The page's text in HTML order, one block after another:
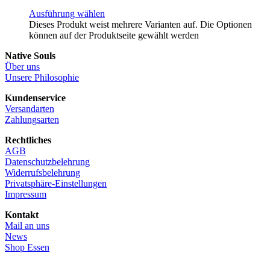
Ausführung wählen
Dieses Produkt weist mehrere Varianten auf. Die Optionen
können auf der Produktseite gewählt werden
Native Souls
Über uns
Unsere Philosophie
Kundenservice
Versandarten
Zahlungsarten
Rechtliches
AGB
Datenschutzbelehrung
Widerrufsbelehrung
Privatsphäre-Einstellungen
Impressum
Kontakt
Mail an uns
News
Shop Essen